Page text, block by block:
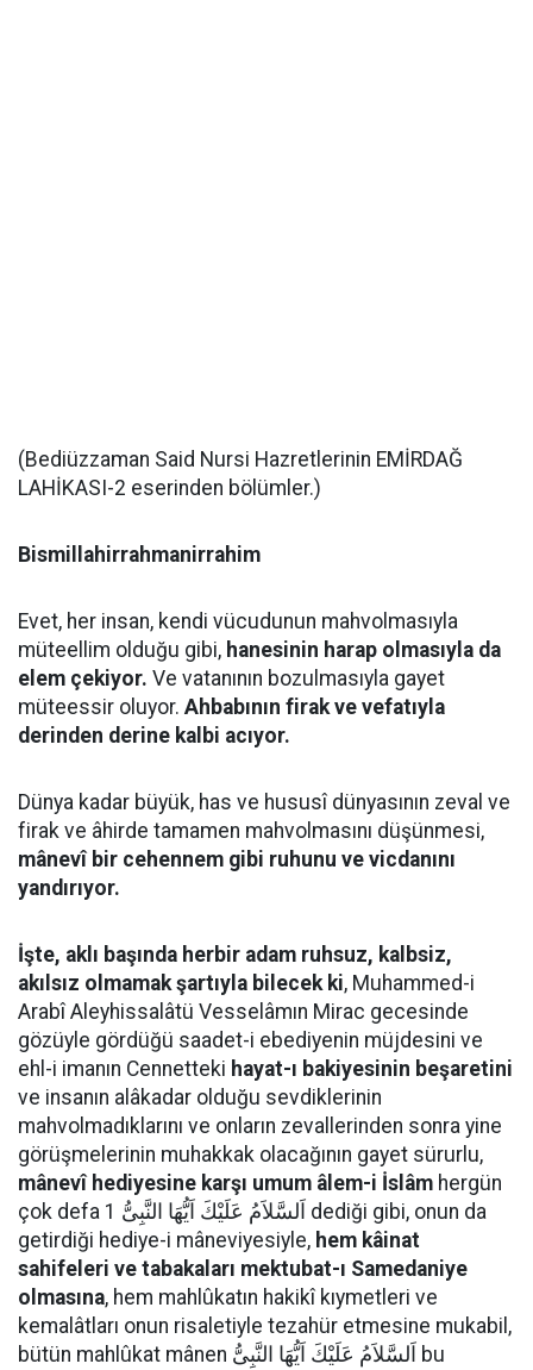
(Bediüzzaman Said Nursi Hazretlerinin EMİRDAĞ
LAHİKASI-2 eserinden bölümler.)
Bismillahirrahmanirrahim
Evet, her insan, kendi vücudunun mahvolmasıyla
müteellim olduğu gibi, hanesinin harap olmasıyla da
elem çekiyor. Ve vatanının bozulmasıyla gayet
müteessir oluyor. Ahbabının firak ve vefatıyla
derinden derine kalbi acıyor.
Dünya kadar büyük, has ve hususî dünyasının zeval ve
firak ve âhirde tamamen mahvolmasını düşünmesi,
mânevî bir cehennem gibi ruhunu ve vicdanını
yandırıyor.
İşte, aklı başında herbir adam ruhsuz, kalbsiz,
akılsız olmamak şartıyla bilecek ki, Muhammed-i
Arabî Aleyhissalâtü Vesselâmın Mirac gecesinde
gözüyle gördüğü saadet-i ebediyenin müjdesini ve
ehl-i imanın Cennetteki hayat-ı bakiyesinin beşaretini
ve insanın alâkadar olduğu sevdiklerinin
mahvolmadıklarını ve onların zevallerinden sonra yine
görüşmelerinin muhakkak olacağının gayet sürurlu,
mânevî hediyesine karşı umum âlem-i İslâm hergün
çok defa اَلسَّلاَمُ عَلَيْكَ اَيُّهَا النَّبِىُّ 1 dediği gibi, onun da
getirdiği hediye-i mâneviyesiyle, hem kâinat
sahifeleri ve tabakaları mektubat-ı Samedaniye
olmasına, hem mahlûkatın hakikî kıymetleri ve
kemalâtları onun risaletiyle tezahür etmesine mukabil,
bütün mahlûkat mânen اَلسَّلاَمُ عَلَيْكَ اَيُّهَا النَّبِىُّ bu